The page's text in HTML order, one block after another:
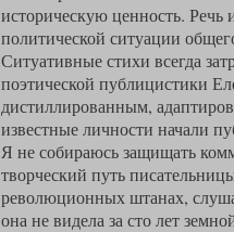
историческую ценность. Речь
политической ситуации
Ситуативные стихи всегда
поэтической публицистики
дистиллированным,
известные личности начали
Я не собираюсь защищать
творческий путь
революционных штанах,
она не видела за сто лет